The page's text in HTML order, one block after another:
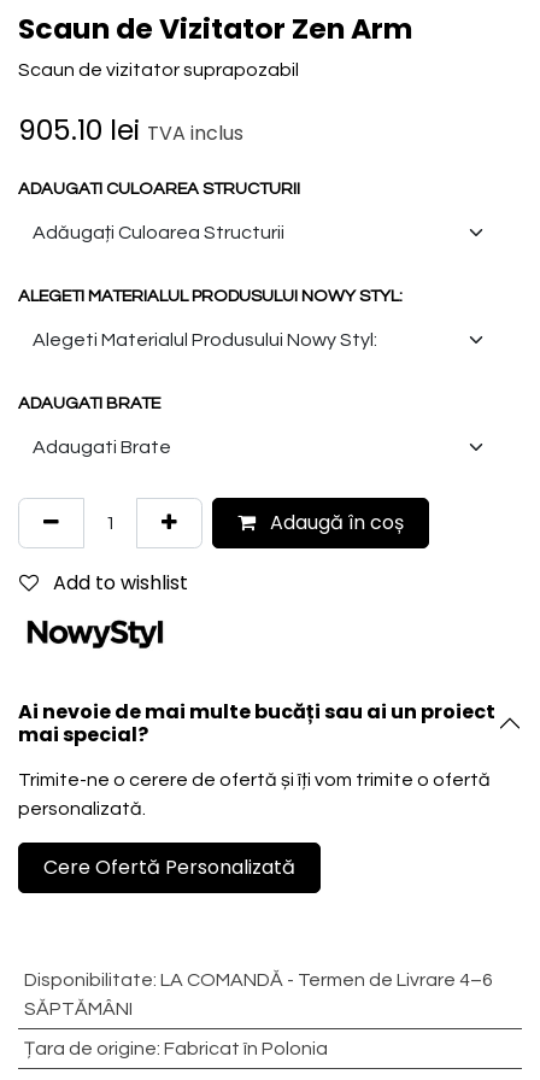
Scaun de Vizitator Zen Arm
Scaun de vizitator suprapozabil
905.10 lei TVA inclus
ADAUGATI CULOAREA STRUCTURII
ALEGETI MATERIALUL PRODUSULUI NOWY STYL:
ADAUGATI BRATE
Adaugă în coș
Add to wishlist
Ai nevoie de mai multe bucăți sau ai un proiect
mai special?
Trimite-ne o cerere de ofertă și îți vom trimite o ofertă
personalizată.
Cere Ofertă Personalizată
Disponibilitate: LA COMANDĂ - Termen de Livrare 4–6
SĂPTĂMÂNI
Țara de origine: Fabricat în Polonia